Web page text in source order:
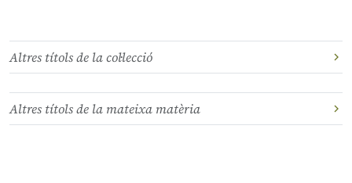
Altres títols de la col·lecció
Altres títols de la mateixa matèria